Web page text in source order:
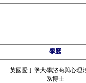
學歷
英國愛丁堡大學諮商與心理
系博士